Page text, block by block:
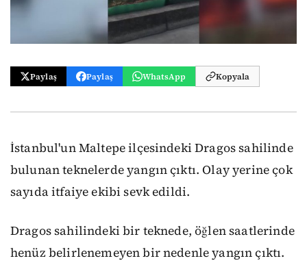
Paylaş Paylaş WhatsApp Kopyala
İstanbul'un Maltepe ilçesindeki Dragos sahilinde
bulunan teknelerde yangın çıktı. Olay yerine çok
sayıda itfaiye ekibi sevk edildi.
Dragos sahilindeki bir teknede, öğlen saatlerinde
henüz belirlenemeyen bir nedenle yangın çıktı.